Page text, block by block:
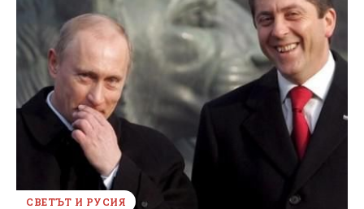
СВЕТЪТ И РУСИЯ